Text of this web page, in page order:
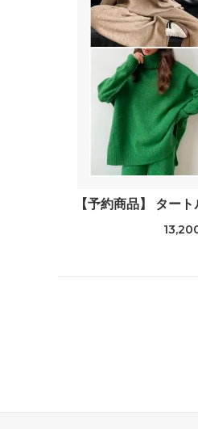
【予約商品】 ター